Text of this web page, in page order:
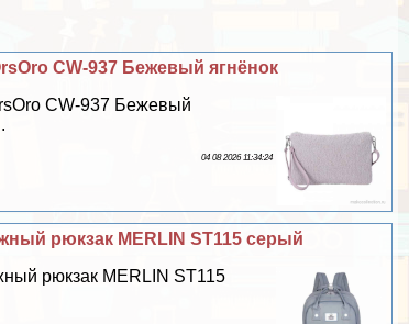
CW-937 Бежевый ягнёнок
CW-937 Бежевый
04 08 2026 11:34:24
рюкзак MERLIN ST115 серый
рюкзак MERLIN ST115